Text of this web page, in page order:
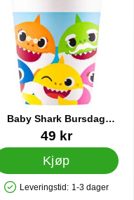
Baby Shark Bursdag
Pappkopper
23743
49 kr
Kjøp
Produkttilgjengelighet: På lager
Leveringstid: 1-3 dager